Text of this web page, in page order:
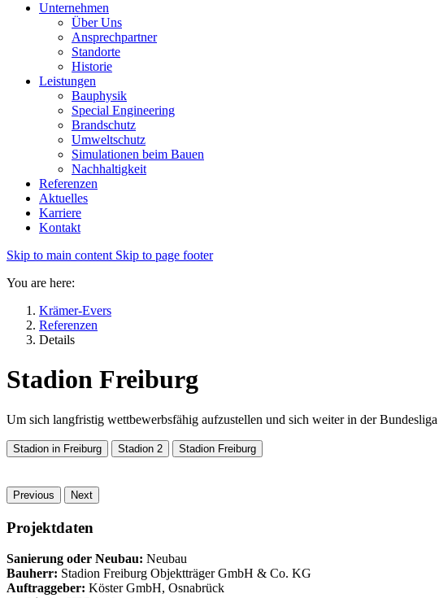
Unternehmen
Über Uns
Ansprechpartner
Standorte
Historie
Leistungen
Bauphysik
Special Engineering
Brandschutz
Umweltschutz
Simulationen beim Bauen
Nachhaltigkeit
Referenzen
Aktuelles
Karriere
Kontakt
Skip to main content Skip to page footer
You are here:
Krämer-Evers
Referenzen
Details
Stadion Freiburg
Um sich langfristig wettbewerbsfähig aufzustellen und sich weiter in der
Stadion in Freiburg Stadion 2 Stadion Freiburg
Previous Next
Projektdaten
Sanierung oder Neubau: Neubau
Bauherr: Stadion Freiburg Objektträger GmbH & Co. KG
Auftraggeber: Köster GmbH, Osnabrück